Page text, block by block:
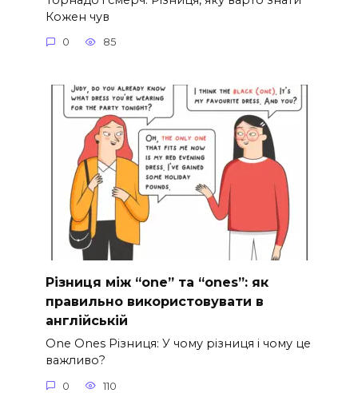
Кожен чув
0 85
Різниця між “one” та “ones”: як
правильно використовувати в
англійській
One Ones Різниця: У чому різниця і чому це
важливо?
0 110